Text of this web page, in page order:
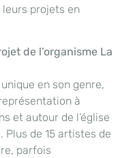
leurs projets en
de l’organisme La
en son genre,
à
et autour de l’église
. Plus de 15 artistes de
parfois